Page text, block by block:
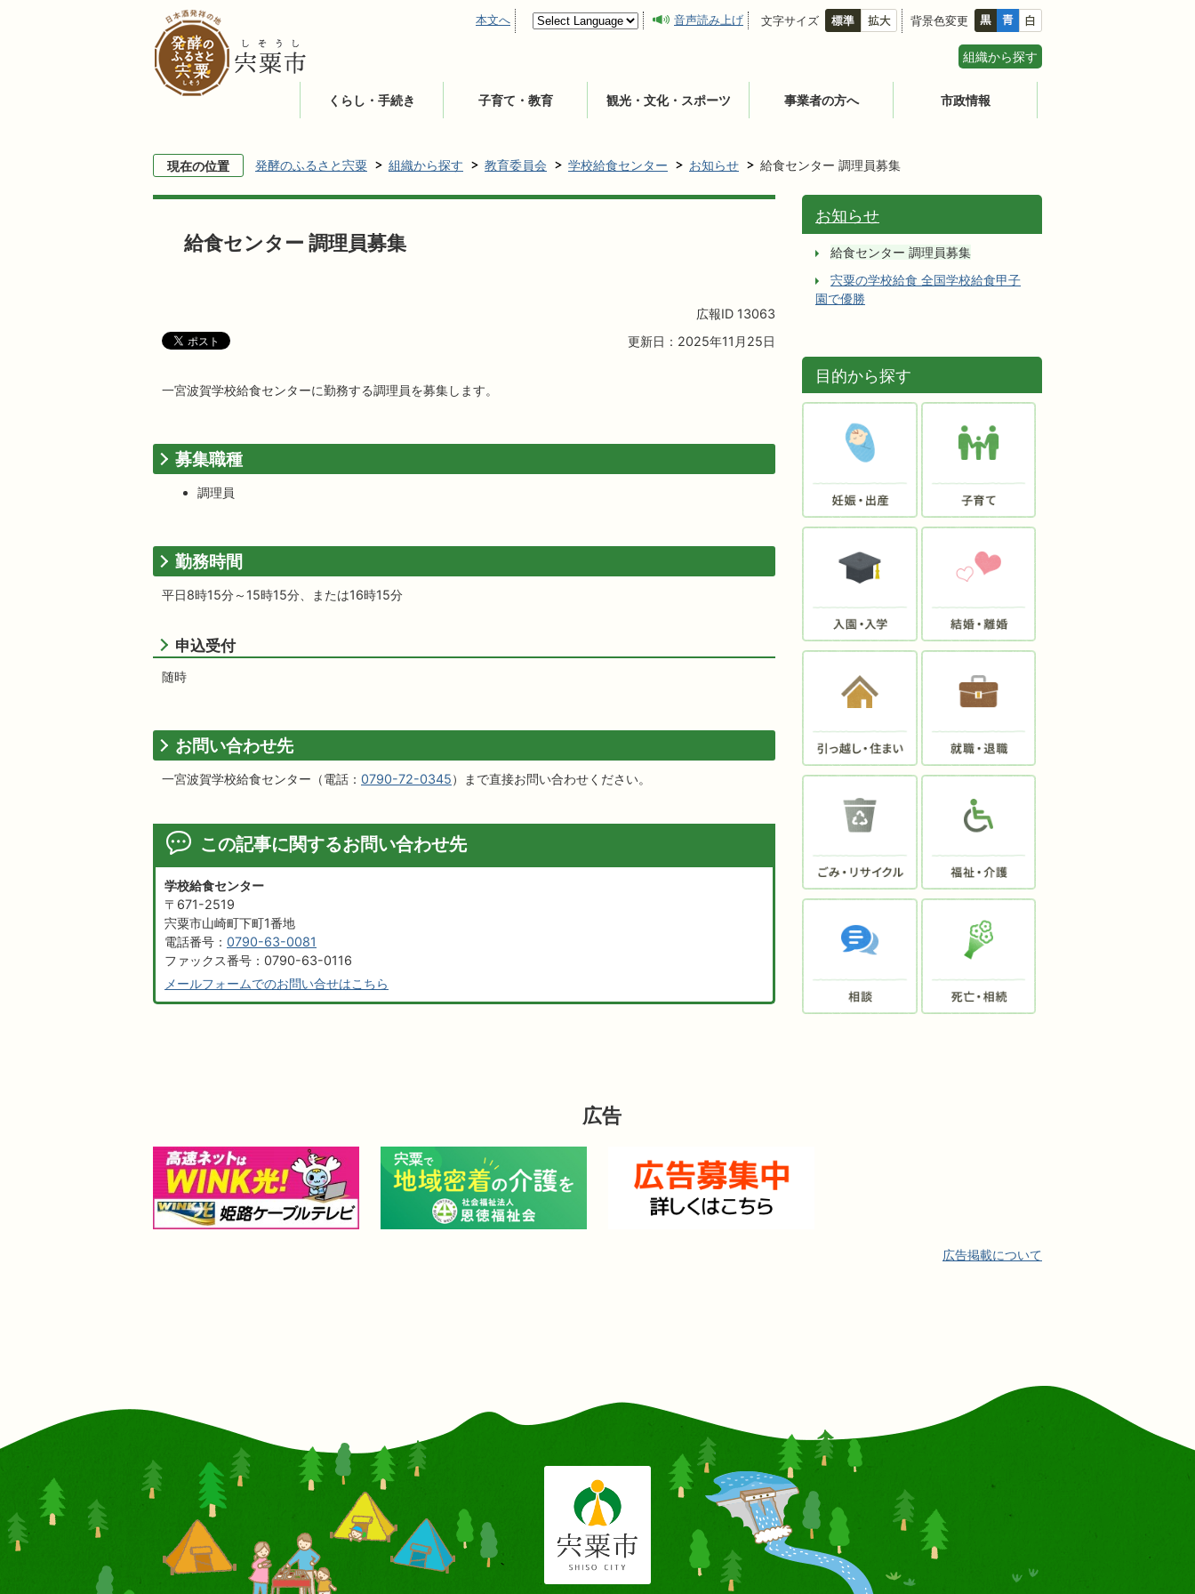
本文へ 音声読み上げ 文字サイズ 背景色変更
組織から探す
くらし・手続き 子育て・教育 観光・文化・スポーツ 事業者の方へ 市政情報
現在の位置 発酵のふるさと宍粟 組織から探す 教育委員会 学校給食センター お知らせ 給食センター 調理員募集
給食センター 調理員募集
広報ID 13063
更新日：2025年11月25日
一宮波賀学校給食センターに勤務する調理員を募集します。
募集職種
調理員
勤務時間
平日8時15分～15時15分、または16時15分
申込受付
随時
お問い合わせ先
一宮波賀学校給食センター（電話： 0790-72-0345）まで直接お問い合わせください。
この記事に関するお問い合わせ先
学校給食センター
〒671-2519
宍粟市山崎町下町1番地
電話番号： 0790-63-0081
ファックス番号：0790-63-0116
メールフォームでのお問い合せはこちら
お知らせ
給食センター 調理員募集
宍粟の学校給食 全国学校給食甲子
園で優勝
目的から探す
広告
広告掲載について